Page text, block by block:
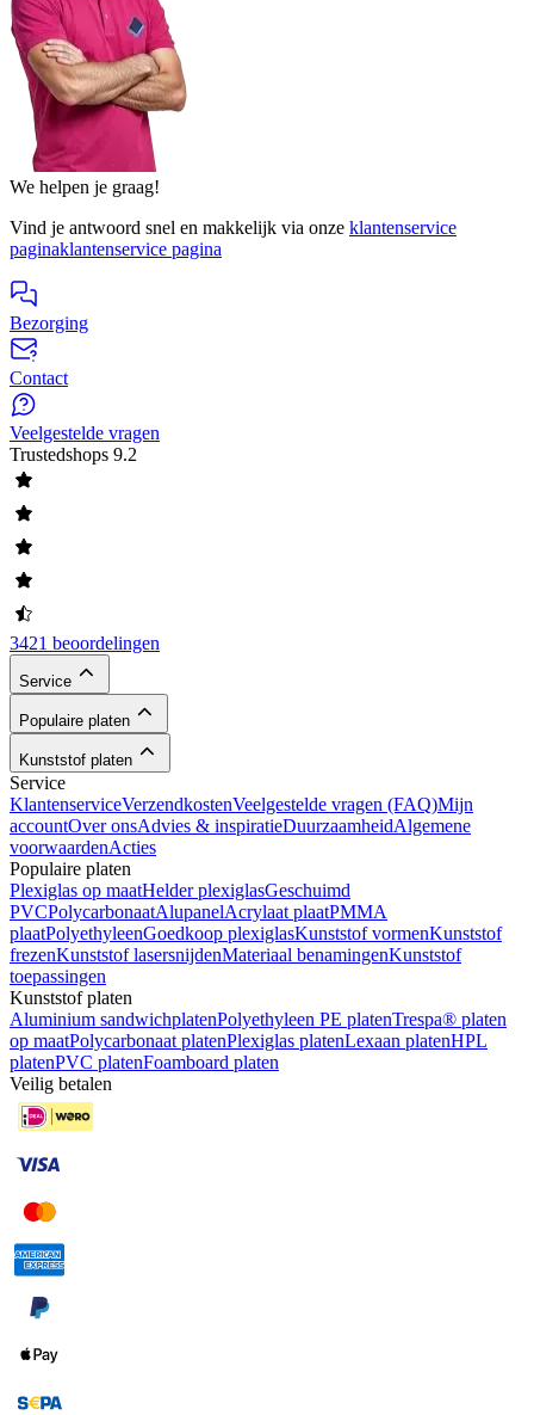
We helpen je graag!
Vind je antwoord snel en makkelijk via onze klantenservice
paginaklantenservice pagina
Bezorging
Contact
Veelgestelde vragen
Trustedshops 9.2
3421 beoordelingen
Service
Populaire platen
Kunststof platen
Service
KlantenserviceVerzendkostenVeelgestelde vragen (FAQ)Mijn
accountOver onsAdvies & inspiratieDuurzaamheidAlgemene
voorwaardenActies
Populaire platen
Plexiglas op maatHelder plexiglasGeschuimd
PVCPolycarbonaatAlupanelAcrylaat plaatPMMA
plaatPolyethyleenGoedkoop plexiglasKunststof vormenKunststof
frezenKunststof lasersnijdenMateriaal benamingenKunststof
toepassingen
Kunststof platen
Aluminium sandwichplatenPolyethyleen PE platenTrespa® platen
op maatPolycarbonaat platenPlexiglas platenLexaan platenHPL
platenPVC platenFoamboard platen
Veilig betalen